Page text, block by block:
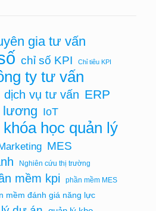
gia tư vấn
chỉ số KPI Chỉ tiêu KPI
ty tư vấn
dịch vụ tư vấn ERP
lương IoT
khóa học quản lý
MES
Nghiên cứu thị trường
mềm kpi phần mềm MES
mềm đánh giá năng lực